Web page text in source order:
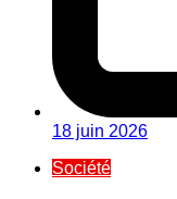
18 juin 2026
Société